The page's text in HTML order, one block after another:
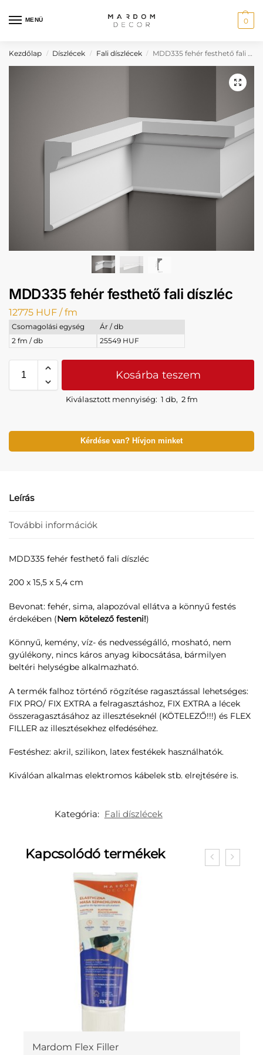
MENÜ 0
Kezdőlap / Díszlécek / Fali díszlécek / MDD335 fehér festhető fali díszléc
MDD335 fehér festhető fali díszléc
12775 HUF / fm
Csomagolási egység
Ár / db
2 fm / db
25549 HUF
Kosárba teszem
Kiválasztott mennyiség: 1 db, 2 fm
Kérdése van? Hívjon minket
Leírás
További információk
MDD335 fehér festhető fali díszléc
200 x 15,5 x 5,4 cm
Bevonat: fehér, sima, alapozóval ellátva a könnyű festés
érdekében (Nem kötelező festeni!)
Könnyű, kemény, víz- és nedvességálló, mosható, nem
gyúlékony, nincs káros anyag kibocsátása, bármilyen
beltéri helységbe alkalmazható.
A termék falhoz történő rögzítése ragasztással lehetséges:
FIX PRO/ FIX EXTRA a felragasztáshoz, FIX EXTRA a lécek
összeragasztásához az illesztéseknél (KÖTELEZŐ!!!) és FLEX
FILLER az illesztésekhez elfedéséhez.
Festéshez: akril, szilikon, latex festékek használhatók.
Kiválóan alkalmas elektromos kábelek stb. elrejtésére is.
Kategória: Fali díszlécek
Kapcsolódó termékek
Mardom Flex Filler